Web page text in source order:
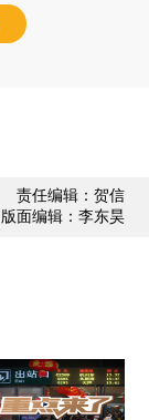
责任编辑：贺信
版面编辑：李东昊